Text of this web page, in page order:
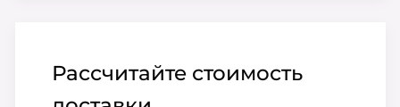
Рассчитайте стоимость